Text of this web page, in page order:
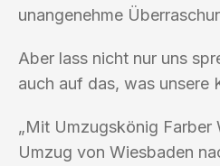
unangenehme
Aber lass nicht nur uns
auch auf das, was unsere
„Mit Umzugskönig Farber
Umzug von Wiesbaden